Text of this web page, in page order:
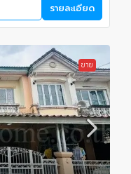
รายละเอียด
ขาย